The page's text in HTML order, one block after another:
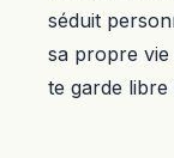
séduit
sa propre vie
te garde libre